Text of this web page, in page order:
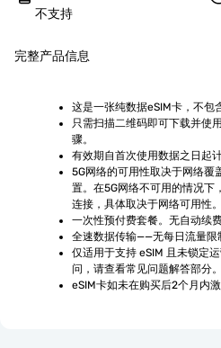
不支持
完整产品信息
这是一张纯数据eSIM卡，不包
只需扫描二维码即可下载并使
骤。
有效期自首次使用数据之日起计
5G网络的可用性取决于网络覆
置。在5G网络不可用的情况下
连接，具体取决于网络可用性。
一次性预付费套餐。无自动续
全速数据传输——无每日流量限
仅适用于支持 eSIM 且未锁定
问，请查看常见问题解答部分。
eSIM卡如未在购买后2个月内激